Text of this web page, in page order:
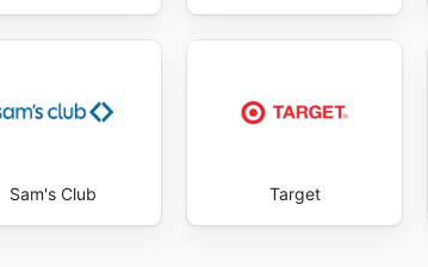
Sam's Club Target